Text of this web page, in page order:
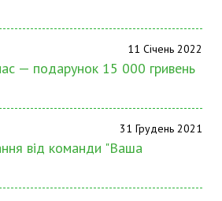
11 Січень 2022
— подарунок 15 000 гривень
31 Грудень 2021
від команди "Ваша